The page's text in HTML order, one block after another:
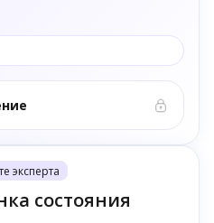
эксперта
состояния